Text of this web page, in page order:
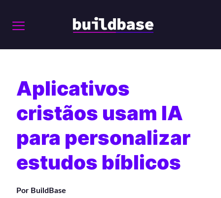
Aplicativos
cristãos usam IA
para personalizar
estudos bíblicos
Por BuildBase